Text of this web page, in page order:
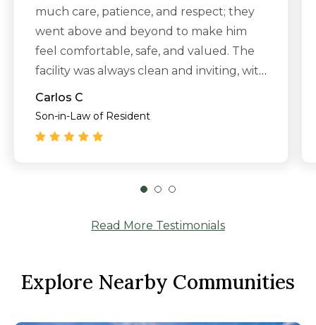
much care, patience, and respect; they
went above and beyond to make him
feel comfortable, safe, and valued. The
facility was always clean and inviting, with
a warm and supportive atmosphere
every time we visited. Our family will
always be grateful for the kindness and
knowing he was cared for with dignity.
to any family looking for a place where
Carlos C
Son-in-Law of Resident
Read More Testimonials
Explore Nearby Communities